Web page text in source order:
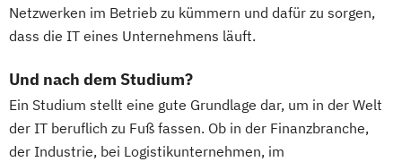
Netzwerken im Betrieb zu kümmern und dafür zu sorgen,
dass die IT eines Unternehmens läuft.
Und nach dem Studium?
Ein Studium stellt eine gute Grundlage dar, um in der Welt
der IT beruflich zu Fuß fassen. Ob in der Finanzbranche,
der Industrie, bei Logistikunternehmen, im